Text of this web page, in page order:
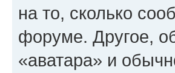
на то, сколько
форуме. Другое,
«аватара» и